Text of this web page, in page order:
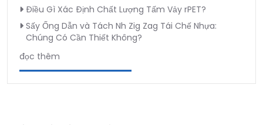
Điều Gì Xác Định Chất Lượng Tấm Vảy rPET?
Sấy Ống Dẫn và Tách Nh Zig Zag Tái Chế Nhựa:
Chúng Có Cần Thiết Không?
đọc thêm